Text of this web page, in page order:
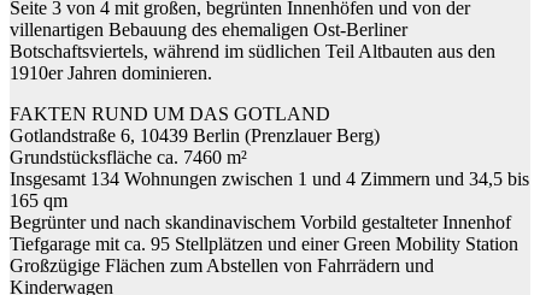
Seite 3 von 4 mit großen, begrünten Innenhöfen und von der
villenartigen Bebauung des ehemaligen Ost-Berliner
Botschaftsviertels, während im südlichen Teil Altbauten aus den
1910er Jahren dominieren.
FAKTEN RUND UM DAS GOTLAND
Gotlandstraße 6, 10439 Berlin (Prenzlauer Berg)
Grundstücksfläche ca. 7460 m²
Insgesamt 134 Wohnungen zwischen 1 und 4 Zimmern und 34,5 bis
165 qm
Begrünter und nach skandinavischem Vorbild gestalteter Innenhof
Tiefgarage mit ca. 95 Stellplätzen und einer Green Mobility Station
Großzügige Flächen zum Abstellen von Fahrrädern und
Kinderwagen